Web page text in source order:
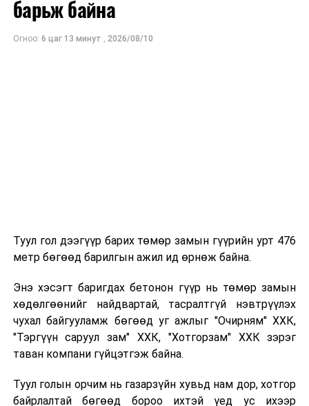
УНШСАН: 2680
Улаанбаатарт өдөртөө 24 хэм дулаан
барьж байна
Огноо: 6 цаг 13 минут , 2026/08/10
Туул гол дээгүүр барих төмөр замын гүүрийн урт 476
метр бөгөөд барилгын ажил ид өрнөж байна.
Энэ хэсэгт баригдах бетонон гүүр нь төмөр замын
хөдөлгөөнийг найдвартай, тасралтгүй нэвтрүүлэх
чухал байгууламж бөгөөд уг ажлыг "Очирням" ХХК,
"Тэргүүн саруул зам" ХХК, "Хотгорзам" ХХК зэрэг
таван компани гүйцэтгэж байна.
Туул голын орчим нь газарзүйн хувьд нам дор, хотгор
байрлалтай бөгөөд бороо ихтэй үед ус ихээр